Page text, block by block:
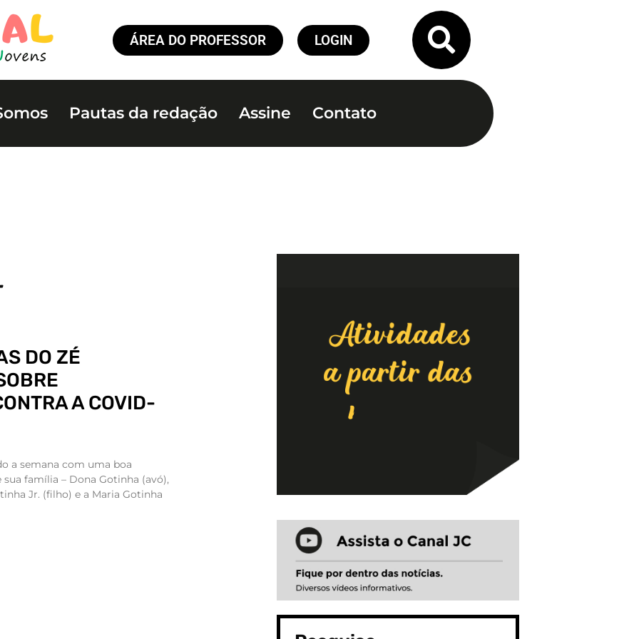
ÁREA DO PROFESSOR LOGIN
Pautas da redação Assine Contato
DO ZÉ
A COVID-
a semana com uma boa
família – Dona Gotinha (avó),
Jr. (filho) e a Maria Gotinha